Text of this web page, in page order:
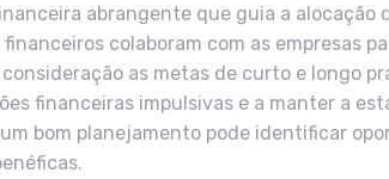
abrangente que guia a alocação
colaboram com as empresas
as metas de curto e longo
financeiras impulsivas e a manter a
bom planejamento pode identificar